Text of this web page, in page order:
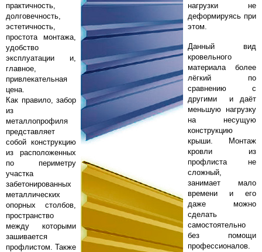
практичность,
долговечность,
эстетичность,
простота монтажа,
удобство
эксплуатации и,
главное,
привлекательная
цена.
Как правило, забор
из
металлопрофиля
представляет
собой конструкцию
из расположенных
по периметру
участка
забетонированных
металлических
опорных столбов,
пространство
между которыми
зашивается
профлистом. Также
нагрузки не
деформируясь при
этом.
Данный вид
кровельного
материала более
лёгкий по
сравнению с
другими и даёт
меньшую нагрузку
на несущую
конструкцию
крыши. Монтаж
кровли из
профлиста не
сложный,
занимает мало
времени и его
даже можно
сделать
самостоятельно
без помощи
профессионалов.